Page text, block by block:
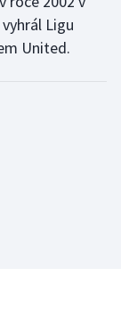
Ligu
United.